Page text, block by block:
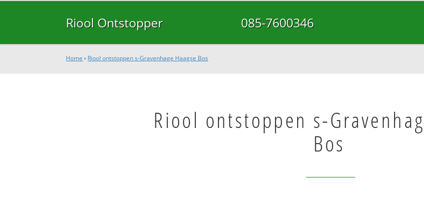
Riool Ontstopper 085-7600346
Home › Riool ontstoppen s-Gravenhage Haagse Bos
Riool ontstoppen s-
Bos